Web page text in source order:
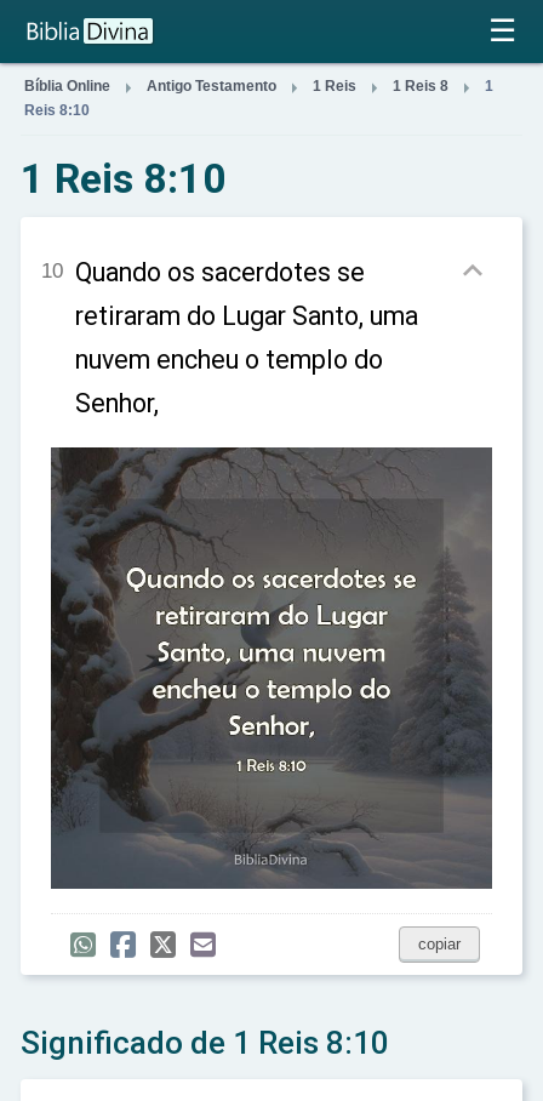
×
☰
Bíblia Online  Antigo Testamento  1 Reis  1 Reis 8 
1
Reis 8:10
1 Reis 8:10
10 Quando os sacerdotes se
retiraram do Lugar Santo, uma
nuvem encheu o templo do
Senhor,

copiar
Significado de 1 Reis 8:10